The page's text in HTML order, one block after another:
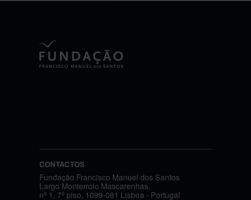
CONTACTOS
Fundação Francisco Manuel dos Santos
Largo Monterroio Mascarenhas,
nº 1, 7º piso, 1099-081 Lisboa - Portugal